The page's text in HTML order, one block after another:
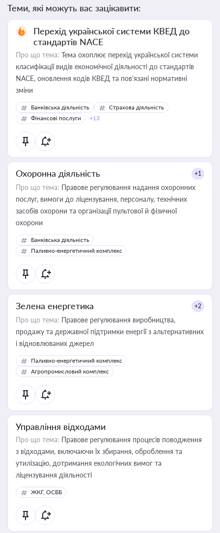
Теми, які можуть вас зацікавити:
Перехід української системи КВЕД до
стандартів NACE
Про що тема: Тема охоплює перехід української системи
класифікації видів економічної діяльності до стандартів
NACE, оновлення кодів КВЕД та пов'язані нормативні
зміни
Банківська діяльність
Страхова діяльність
Фінансові послуги
+13
Охоронна діяльність +1
Про що тема: Правове регулювання надання охоронних
послуг, вимоги до ліцензування, персоналу, технічних
засобів охорони та організації пультової й фізичної
охорони
Банківська діяльність
Паливно-енергетичний комплекс
Зелена енергетика +2
Про що тема: Правове регулювання виробництва,
продажу та державної підтримки енергії з альтернативних
і відновлюваних джерел
Паливно-енергетичний комплекс
Агропромисловий комплекс
Управління відходами
Про що тема: Правове регулювання процесів поводження
з відходами, включаючи їх збирання, оброблення та
утилізацію, дотримання екологічних вимог та
ліцензування діяльності
ЖКГ, ОСББ